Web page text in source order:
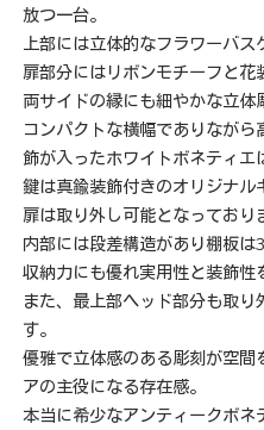
放つ一台。
上部には立体的なフラワーバス
扉部分にはリボンモチーフと
両サイドの縁にも細やかな立体
コンパクトな横幅でありなが
飾が入ったホワイトボネティエ
鍵は真鍮装飾付きのオリジナル
扉は取り外し可能となっており
内部には段差構造があり棚板は
収納力にも優れ実用性と装飾性
また、最上部ヘッド部分も取
す。
優雅で立体感のある彫刻が空間
アの主役になる存在感。
本当に希少なアンティークボネ